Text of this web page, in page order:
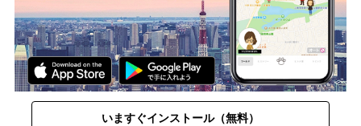
いますぐインストール（無料）